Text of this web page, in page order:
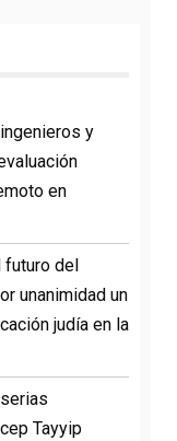
y
en
futuro del
unanimidad un
judía en la
Tayyip